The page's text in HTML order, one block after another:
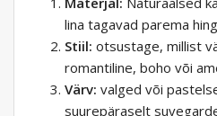
lina tagavad parema
Stiil: otsustage, millist
romantiline, boho või
Värv: valged või
suurepäraselt